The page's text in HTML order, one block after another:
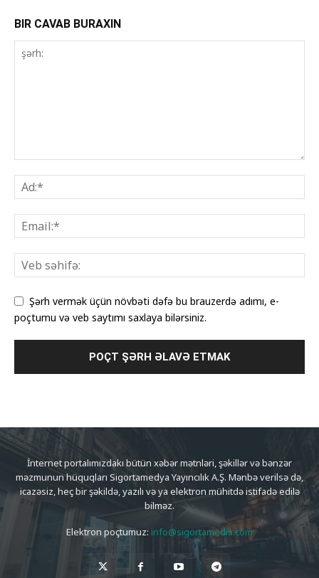
BIR CAVAB BURAXIN
Şərh vermək üçün növbəti dəfə bu brauzerdə adımı, e-
poçtumu və veb saytımı saxlaya bilərsiniz.
İnternet portalımızdakı bütün xəbər mətnləri, şəkillər və bənzər
məzmunun hüquqları Sigortamedya Yayıncılık A.Ş. Mənbə verilsə də,
icazəsiz, heç bir şəkildə, yazılı və ya elektron mühitdə istifadə edilə
bilməz.
Elektron poçtumuz: info@sigortamedia.com